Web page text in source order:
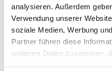
analysieren. Außerdem
Verwendung unserer
soziale Medien, Werbung
Partner führen diese
weiteren Daten zusammen,